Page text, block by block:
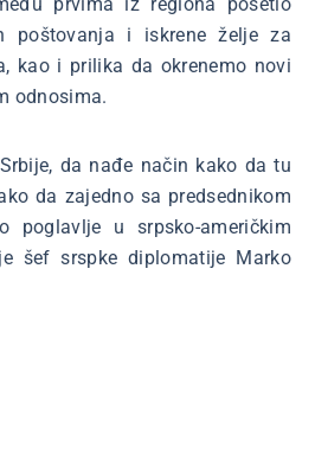
poštovanja i iskrene želje za
kao i prilika da okrenemo novi
odnosima.
da nađe način kako da tu
da zajedno sa predsednikom
poglavlje u srpsko-američkim
šef srspke diplomatije Marko